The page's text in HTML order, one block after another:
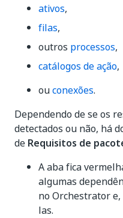
ativos,
filas,
outros processos,
catálogos de ação,
ouconexões.
Dependendo de se os
detectados ou não, há
de Requisitos de
A aba fica
algumas
no Orchestrator
las.